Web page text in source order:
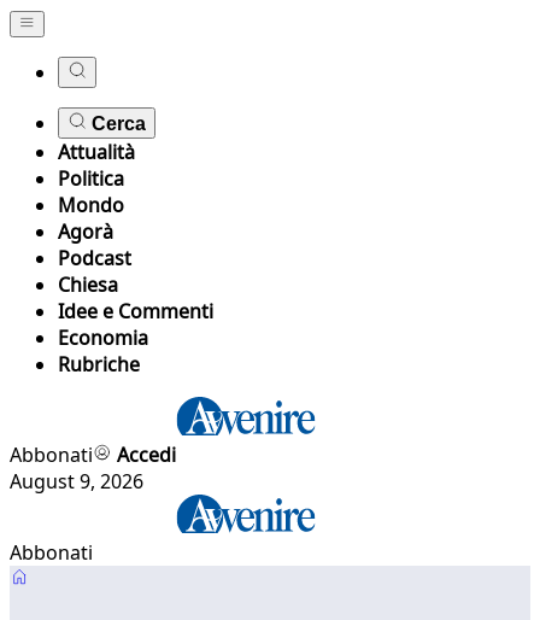
Cerca
Attualità
Politica
Mondo
Agorà
Podcast
Chiesa
Idee e Commenti
Economia
Rubriche
Abbonati
Accedi
August 9, 2026
Abbonati